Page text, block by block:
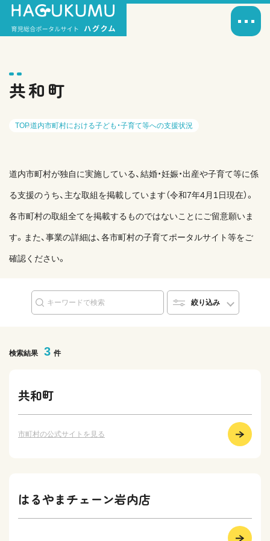
共和町
TOP道内市町村における子ども・子育て等への支援状況
道内市町村が独自に実施している、結婚・妊娠・出産や子育て等に係
る支援のうち、主な取組を掲載しています（令和7年4月1日現在）。
各市町村の取組全てを掲載するものではないことにご留意願いま
す。また、事業の詳細は、各市町村の子育てポータルサイト等をご
確認ください。
絞り込み
検索結果 3 件
共和町
市町村の公式サイトを見る
はるやまチェーン岩内店